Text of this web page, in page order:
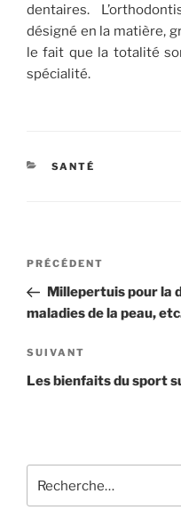
dentaires.
désigné en la matière,
le fait que la totalité
spécialité.
CATÉGORIES
SANTÉ
Navigation
l’article
Article
précédent
PRÉCÉDENT
Millepertuis pour la
maladies de la peau,
Article
suivant
SUIVANT
Les bienfaits du sport
pour